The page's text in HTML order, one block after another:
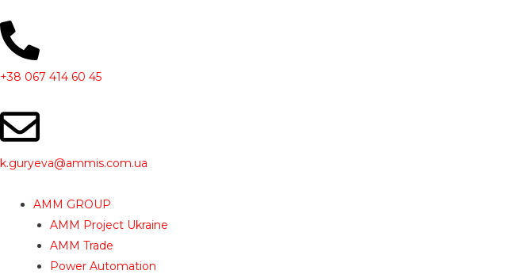
до
вмісту
+38 067 414 60 45
k.guryeva@ammis.com.ua
AMM GROUP
AMM Project Ukraine
AMM Trade
Power Automation